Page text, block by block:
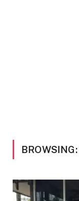
BROWSING: